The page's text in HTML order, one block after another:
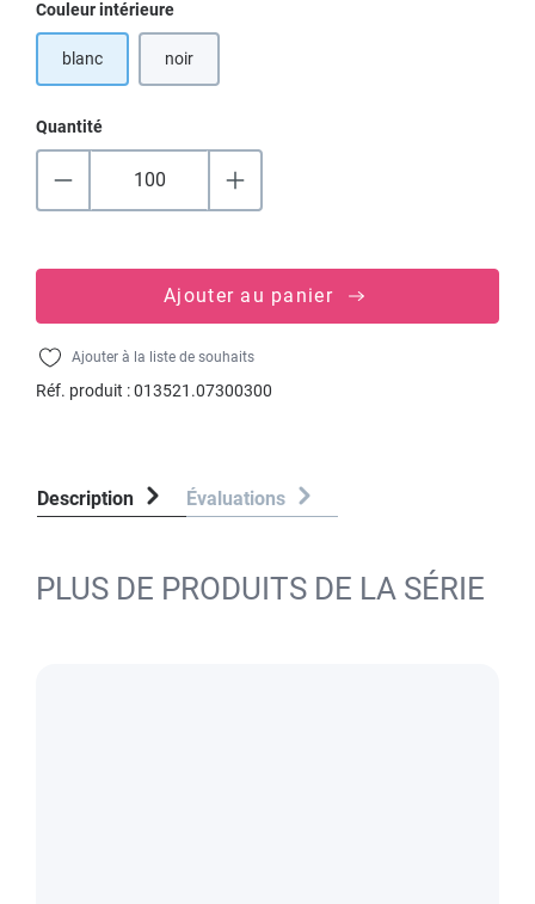
Sélectionnez
Couleur intérieure
blanc noir(Cette option n'est pas disponible pour le moment.)
Quantité
Ajouter au panier
Ajouter à la liste de souhaits
Réf. produit :013521.07300300
Description Évaluations
PLUS DE PRODUITS DE LA SÉRIE